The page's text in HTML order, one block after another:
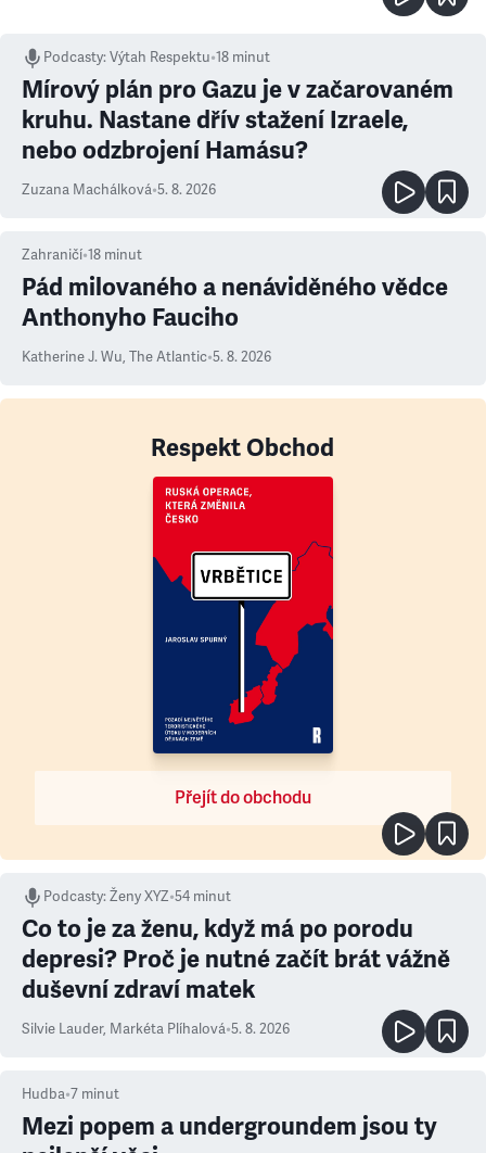
Podcasty:Výtah Respektu•18 minut
Mírový plán pro Gazu je v začarovaném
kruhu. Nastane dřív stažení Izraele,
nebo odzbrojení Hamásu?
Zuzana Machálková•5. 8. 2026
Zahraničí•18 minut
Pád milovaného a nenáviděného vědce
Anthonyho Fauciho
Katherine J. Wu, The Atlantic•5. 8. 2026
Respekt Obchod
Přejít do obchodu
Podcasty:Ženy XYZ•54 minut
Co to je za ženu, když má po porodu
depresi? Proč je nutné začít brát vážně
duševní zdraví matek
Silvie Lauder, Markéta Plíhalová•5. 8. 2026
Hudba•7 minut
Mezi popem a undergroundem jsou ty